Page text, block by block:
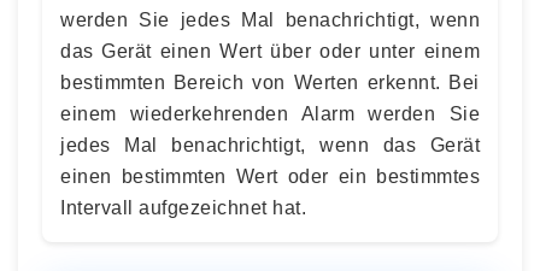
werden Sie jedes Mal benachrichtigt, wenn
das Gerät einen Wert über oder unter einem
bestimmten Bereich von Werten erkennt. Bei
einem wiederkehrenden Alarm werden Sie
jedes Mal benachrichtigt, wenn das Gerät
einen bestimmten Wert oder ein bestimmtes
Intervall aufgezeichnet hat.